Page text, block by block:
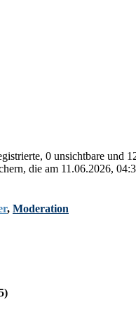
0 unsichtbare und
die am 11.06.2026,
, Moderation